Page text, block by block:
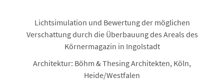
Lichtsimulation und Bewertung der möglichen
Verschattung durch die Überbauung des Areals des
Körnermagazin in Ingolstadt
Architektur: Böhm & Thesing Architekten, Köln,
Heide/Westfalen